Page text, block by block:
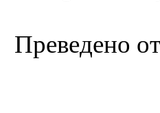
Преведено